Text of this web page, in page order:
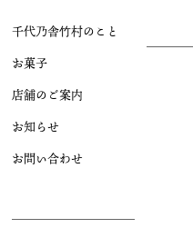
千代乃舎竹村のこと
お菓子
店舗のご案内
お知らせ
お問い合わせ